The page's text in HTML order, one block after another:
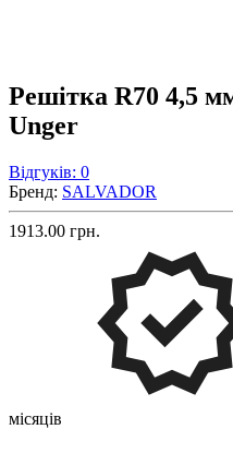
Решітка R70 4,5
Unger
Відгуків: 0
Бренд: SALVADOR
1913.00 грн.
місяців